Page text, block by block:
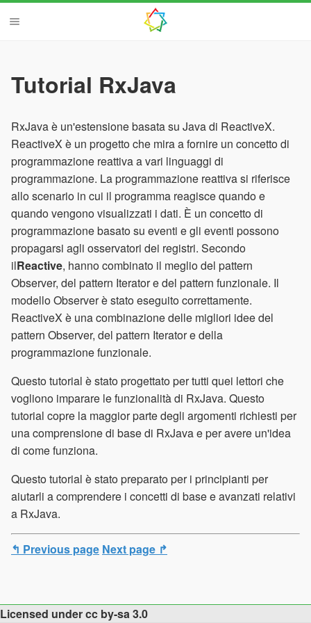
Tutorial RxJava
RxJava è un'estensione basata su Java di ReactiveX.
ReactiveX è un progetto che mira a fornire un concetto di
programmazione reattiva a vari linguaggi di
programmazione. La programmazione reattiva si riferisce
allo scenario in cui il programma reagisce quando e
quando vengono visualizzati i dati. È un concetto di
programmazione basato su eventi e gli eventi possono
propagarsi agli osservatori dei registri. Secondo
ilReactive, hanno combinato il meglio del pattern
Observer, del pattern Iterator e del pattern funzionale. Il
modello Observer è stato eseguito correttamente.
ReactiveX è una combinazione delle migliori idee del
pattern Observer, del pattern Iterator e della
programmazione funzionale.
Questo tutorial è stato progettato per tutti quei lettori che
vogliono imparare le funzionalità di RxJava. Questo
tutorial copre la maggior parte degli argomenti richiesti per
una comprensione di base di RxJava e per avere un'idea
di come funziona.
Questo tutorial è stato preparato per i principianti per
aiutarli a comprendere i concetti di base e avanzati relativi
a RxJava.
↰ Previous page Next page ↱
Licensed under cc by-sa 3.0